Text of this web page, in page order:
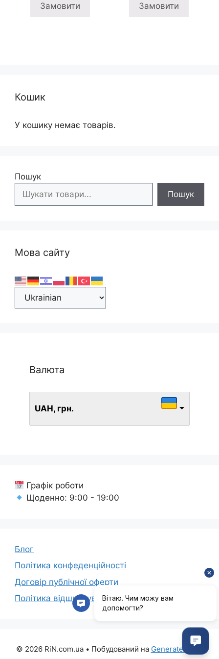
1
Замовити
805 грн
Замовити
Кошик
У кошику немає товарів.
Пошук
Пошук
Мова сайту
Валюта
UAH, грн.
Графік роботи
Щоденно: 9:00 - 19:00
Блог
Політика конфеденційності
Договір публічної оферти
Політика відшкодування коштів
© 2026 RiN.com.ua• Побудований на GeneratePress